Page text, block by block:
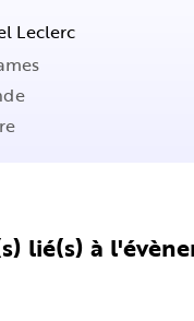
Leclerc
lié(s) à